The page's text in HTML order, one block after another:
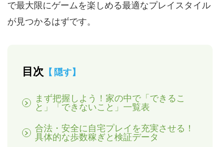
で最大限にゲームを楽しめる最適なプレイスタイル
が見つかるはずです。
目次 隠す
まず把握しよう！家の中で「できるこ
と」「できないこと」一覧表
合法・安全に自宅プレイを充実させる！
具体的な歩数稼ぎと検証データ